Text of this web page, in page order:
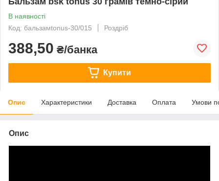
В наявності
Код: бальзамtonus-30/015
Роздріб
388,50 ₴/банка
Купити
Опис Характеристики Доставка Оплата Умови
Опис